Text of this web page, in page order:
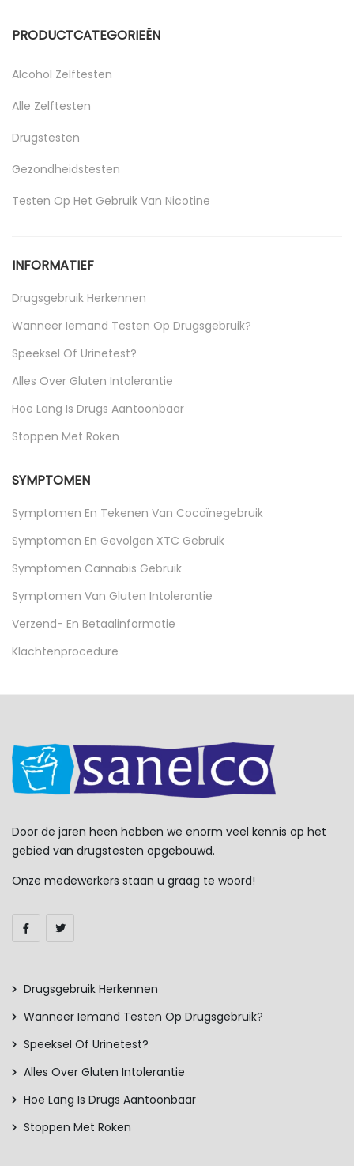
PRODUCTCATEGORIEËN
Alcohol Zelftesten
Alle Zelftesten
Drugstesten
Gezondheidstesten
Testen Op Het Gebruik Van Nicotine
INFORMATIEF
Drugsgebruik Herkennen
Wanneer Iemand Testen Op Drugsgebruik?
Speeksel Of Urinetest?
Alles Over Gluten Intolerantie
Hoe Lang Is Drugs Aantoonbaar
Stoppen Met Roken
SYMPTOMEN
Symptomen En Tekenen Van Cocaïnegebruik
Symptomen En Gevolgen XTC Gebruik
Symptomen Cannabis Gebruik
Symptomen Van Gluten Intolerantie
Verzend- En Betaalinformatie
Klachtenprocedure
Door de jaren heen hebben we enorm veel kennis op het
gebied van drugstesten opgebouwd.
Onze medewerkers staan u graag te woord!
Drugsgebruik Herkennen
Wanneer Iemand Testen Op Drugsgebruik?
Speeksel Of Urinetest?
Alles Over Gluten Intolerantie
Hoe Lang Is Drugs Aantoonbaar
Stoppen Met Roken